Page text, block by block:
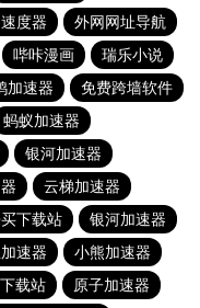
度器
外网网址导航
哔咔漫画
瑞乐小说
加速器
免费跨墙软件
蚂蚁加速器
银河加速器
云梯加速器
下载站
银河加速器
速器
小熊加速器
载站
原子加速器